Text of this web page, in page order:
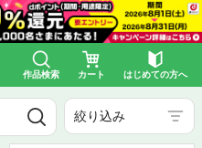
作品検索 カート はじめての方へ
絞り込み